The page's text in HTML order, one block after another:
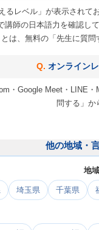
るレベル」が表示され
講師の日本語力を確認
は、無料の「先生に質
オンライン
・Google Meet・LINE
問する」か
他の地域・
地
埼玉県 千葉県